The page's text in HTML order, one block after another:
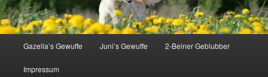
Gazella’s Gewuffe Juni’s Gewuffe 2-Beiner Geblubber
Impressum